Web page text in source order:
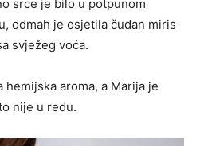
srce je bilo u potpunom
odmah je osjetila čudan miris
svježeg voća.
aroma, a Marija je
nije u redu.